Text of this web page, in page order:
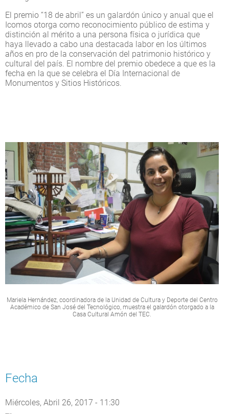
El premio “18 de abril” es un galardón único y anual que el
Icomos otorga como reconocimiento público de estima y
distinción al mérito a una persona física o jurídica que
haya llevado a cabo una destacada labor en los últimos
años en pro de la conservación del patrimonio histórico y
cultural del país. El nombre del premio obedece a que es la
fecha en la que se celebra el Día Internacional de
Monumentos y Sitios Históricos.
Mariela Hernández, coordinadora de la Unidad de Cultura y Deporte del Centro
Académico de San José del Tecnológico, muestra el galardón otorgado a la
Casa Cultural Amón del TEC.
Fecha
Miércoles, Abril 26, 2017 - 11:30